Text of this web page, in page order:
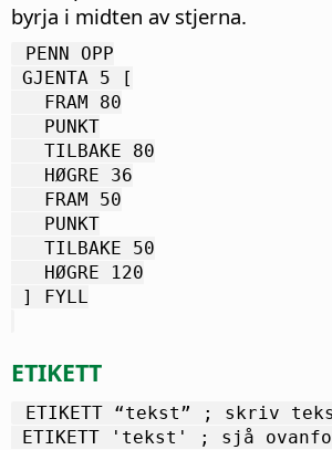
byrja i midten av stjerna.
PENN OPP
GJENTA 5 [
   FRAM 80
   PUNKT
   TILBAKE 80
   HØGRE 36
   FRAM 50
   PUNKT
   TILBAKE 50
   HØGRE 120
] FYLL
ETIKETT
ETIKETT “tekst” ; skriv
ETIKETT 'tekst' ; sjå